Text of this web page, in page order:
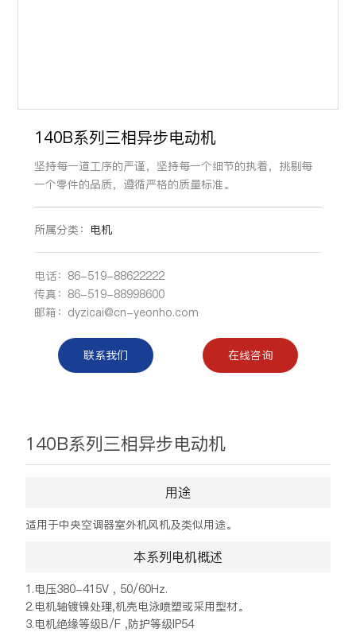
140B系列三相异步电动机
坚持每一道工序的严谨，坚持每一个细节的执着，挑剔每
一个零件的品质，遵循严格的质量标准。
所属分类： 电机
电话： 86-519-88622222
传真：86-519-88998600
邮箱： dyzicai@cn-yeonho.com
联系我们 在线咨询
140B系列三相异步电动机
用途
适用于中央空调器室外机风机及类似用途。
本系列电机概述
1.电压380-415V , 50/60Hz.
2.电机轴镀镍处理,机壳电泳喷塑或采用型材。
3.电机绝缘等级B/F ,防护等级IP54